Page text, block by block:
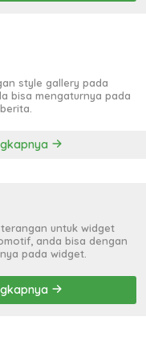
style gallery pada
bisa mengaturnya pada
untuk widget
anda bisa dengan
pada widget.